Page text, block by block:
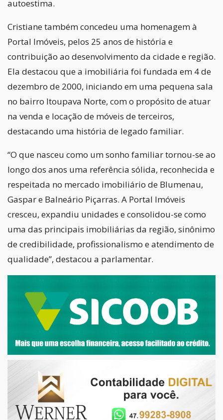
autoestima.
Cristiane também concedeu uma homenagem à
Portal Imóveis, pelos 25 anos de história e
contribuição ao desenvolvimento da cidade e região.
Ela destacou que a imobiliária foi fundada em 4 de
dezembro de 2000, iniciando em uma pequena sala
no bairro Itoupava Norte, com o propósito de atuar
na venda e locação de móveis de terceiros,
destacando uma história de legado familiar.
“O que nasceu como um sonho familiar tornou-se ao
longo dos anos uma referência sólida, reconhecida e
respeitada no mercado imobiliário de Blumenau,
Gaspar e Balneário Piçarras. A Portal Imóveis
cresceu, expandiu unidades e consolidou-se como
uma das principais imobiliárias da região, sinônimo
de credibilidade, profissionalismo e atendimento de
qualidade”, destacou a parlamentar.